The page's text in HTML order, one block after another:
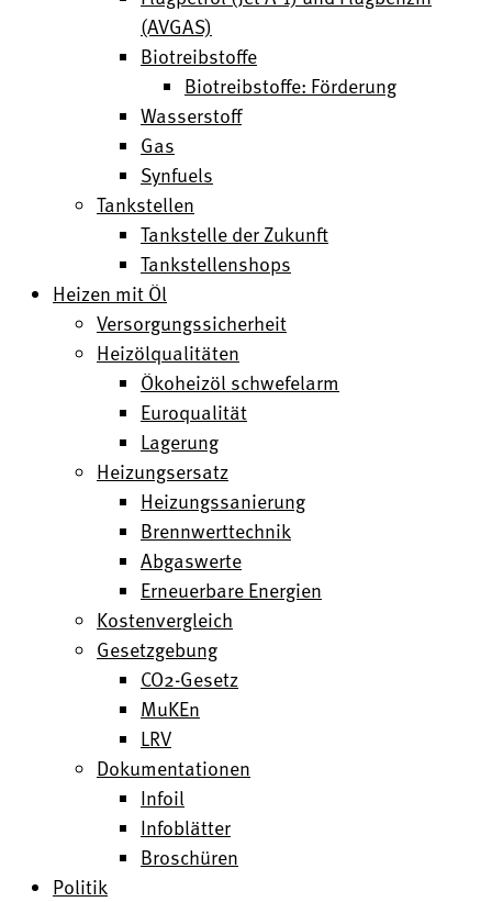
(AVGAS)
Biotreibstoffe
Biotreibstoffe: Förderung
Wasserstoff
Gas
Synfuels
Tankstellen
Tankstelle der Zukunft
Tankstellenshops
Heizen mit Öl
Versorgungssicherheit
Heizölqualitäten
Ökoheizöl schwefelarm
Euroqualität
Lagerung
Heizungsersatz
Heizungssanierung
Brennwerttechnik
Abgaswerte
Erneuerbare Energien
Kostenvergleich
Gesetzgebung
CO2-Gesetz
MuKEn
LRV
Dokumentationen
Infoil
Infoblätter
Broschüren
Politik